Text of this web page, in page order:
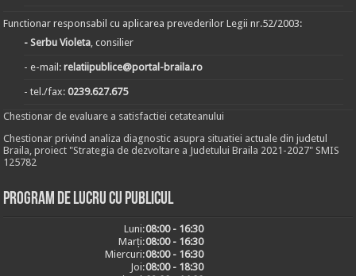
Functionar responsabil cu aplicarea prevederilor Legii nr.52/2003:
- Serbu Violeta , consilier
- e-mail:relatiipublice@portal-braila.ro
- tel./fax:0239.627.675
Chestionar de evaluare a satisfactiei cetateanului
Chestionar privind analiza diagnostic asupra situatiei actuale din judetul
Braila, proiect "Strategia de dezvoltare a Judetului Braila 2021-2027" SMIS
125782
Program de lucru cu publicul
Luni:08:00 - 16:30
Marți:08:00 - 16:30
Miercuri:08:00 - 16:30
Joi:08:00 - 18:30